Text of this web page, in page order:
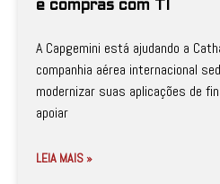
e compras com TI
A Capgemini está ajudando a
companhia aérea internacional
modernizar suas aplicações de
apoiar
LEIA MAIS »